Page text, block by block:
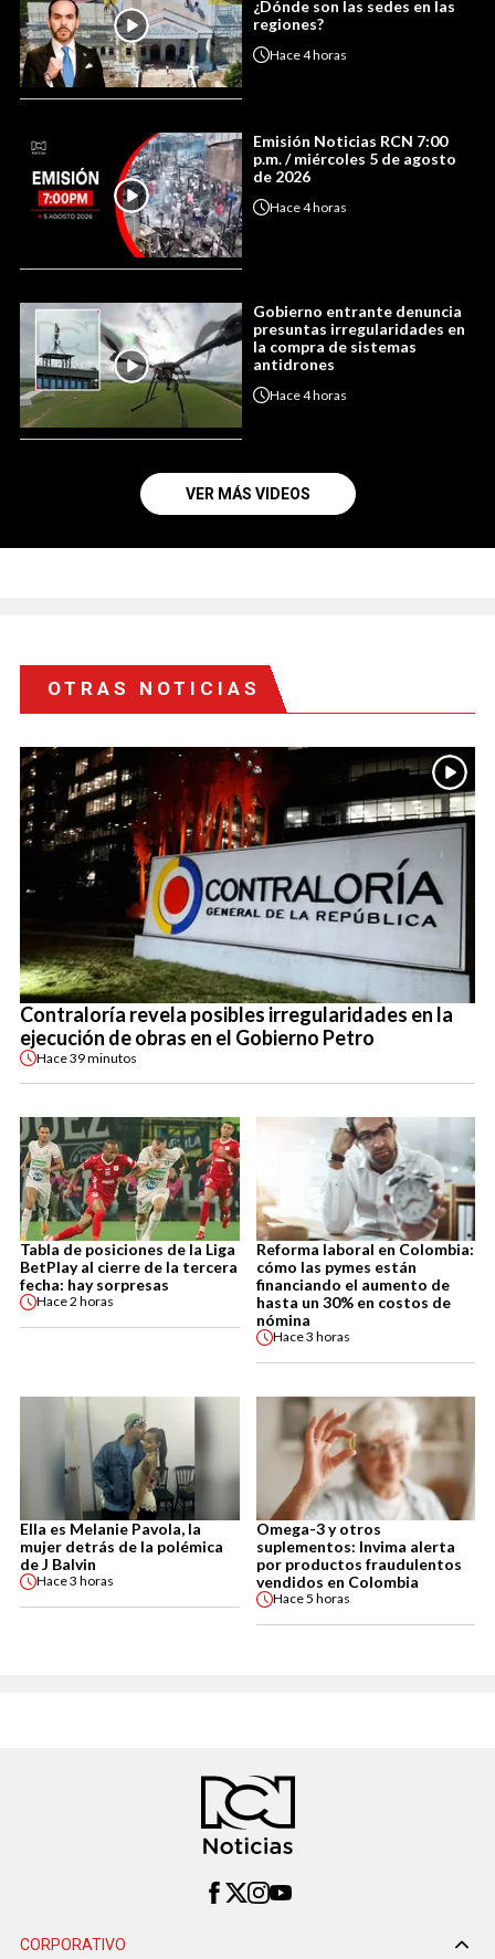
¿Dónde son las sedes en las
regiones?
Hace4 horas
Emisión Noticias RCN 7:00
p.m. / miércoles 5 de agosto
de 2026
Hace4 horas
Gobierno entrante denuncia
presuntas irregularidades en
la compra de sistemas
antidrones
Hace4 horas
VER MÁS VIDEOS
OTRAS NOTICIAS
Contraloría revela posibles irregularidades en la
ejecución de obras en el Gobierno Petro
Hace39 minutos
Tabla de posiciones de la Liga
BetPlay al cierre de la tercera
fecha: hay sorpresas
Hace2 horas
Reforma laboral en Colombia:
cómo las pymes están
financiando el aumento de
hasta un 30% en costos de
nómina
Hace3 horas
Ella es Melanie Pavola, la
mujer detrás de la polémica
de J Balvin
Hace3 horas
Omega-3 y otros
suplementos: Invima alerta
por productos fraudulentos
vendidos en Colombia
Hace5 horas
CORPORATIVO